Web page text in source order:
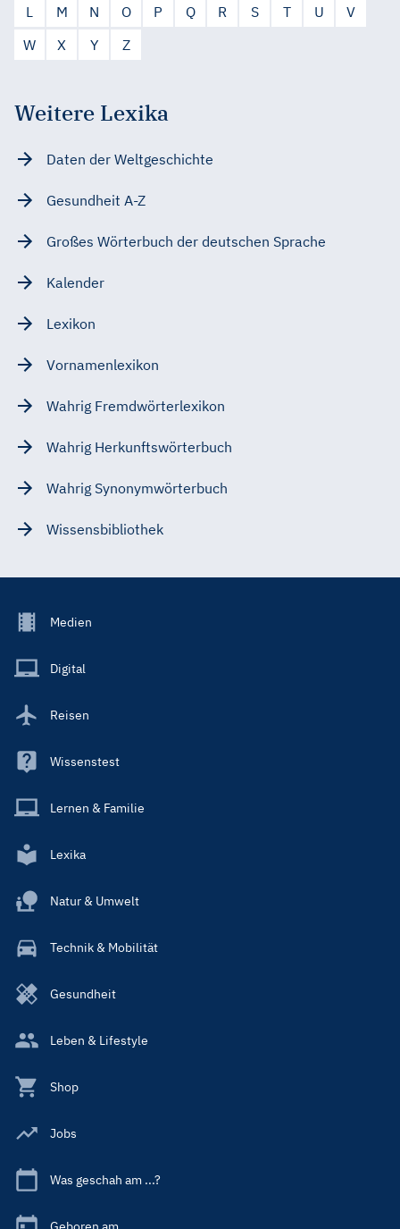
L
M N O P Q R S T U
V
W
X Y Z
Weitere Lexika
Daten der Weltgeschichte
Gesundheit A-Z
Großes Wörterbuch der deutschen Sprache
Kalender
Lexikon
Vornamenlexikon
Wahrig Fremdwörterlexikon
Wahrig Herkunftswörterbuch
Wahrig Synonymwörterbuch
Wissensbibliothek
Footer
Main
Medien
Digital
Reisen
Wissenstest
Lernen & Familie
Lexika
Natur & Umwelt
Technik & Mobilität
Gesundheit
Leben & Lifestyle
Shop
Jobs
Was geschah am ...?